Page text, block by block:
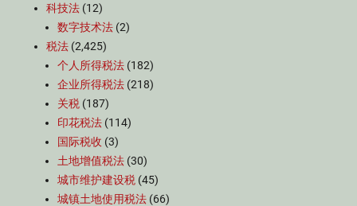
科技法 (12)
数字技术法 (2)
税法 (2,425)
个人所得税法 (182)
企业所得税法 (218)
关税 (187)
印花税法 (114)
国际税收 (3)
土地增值税法 (30)
城市维护建设税 (45)
城镇土地使用税法 (66)